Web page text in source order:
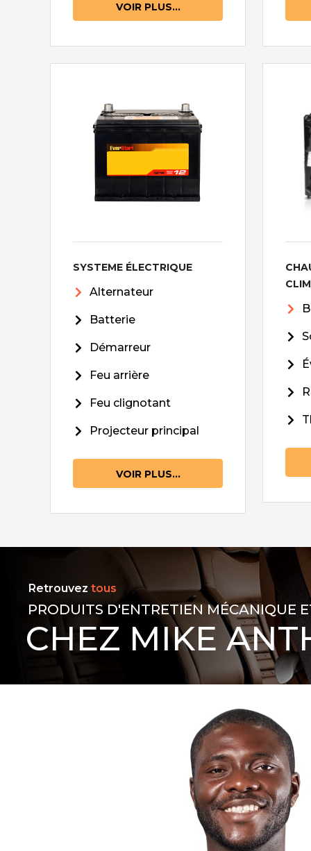
VOIR PLUS...
SYSTEME ÉLECTRIQUE
Alternateur
Batterie
Démarreur
Feu arrière
Feu clignotant
Projecteur principal
VOIR PLUS...
Retrouvez tous
PRODUITS D'ENTRETIEN MÉCANIQUE
CHEZ MIKE